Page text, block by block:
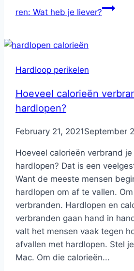
ren: Wat heb je liever?
Hardloop perikelen
Hoeveel calorieën
hardlopen?
ByNicole
February 21, 2021September
Hoeveel calorieën verbrand
hardlopen? Dat is een
Want de meeste mensen
hardlopen om af te vallen.
verbranden. Hardlopen en
verbranden gaan hand in
valt het mensen vaak tegen
afvallen met hardlopen. Stel
Mac. Om die calorieën...